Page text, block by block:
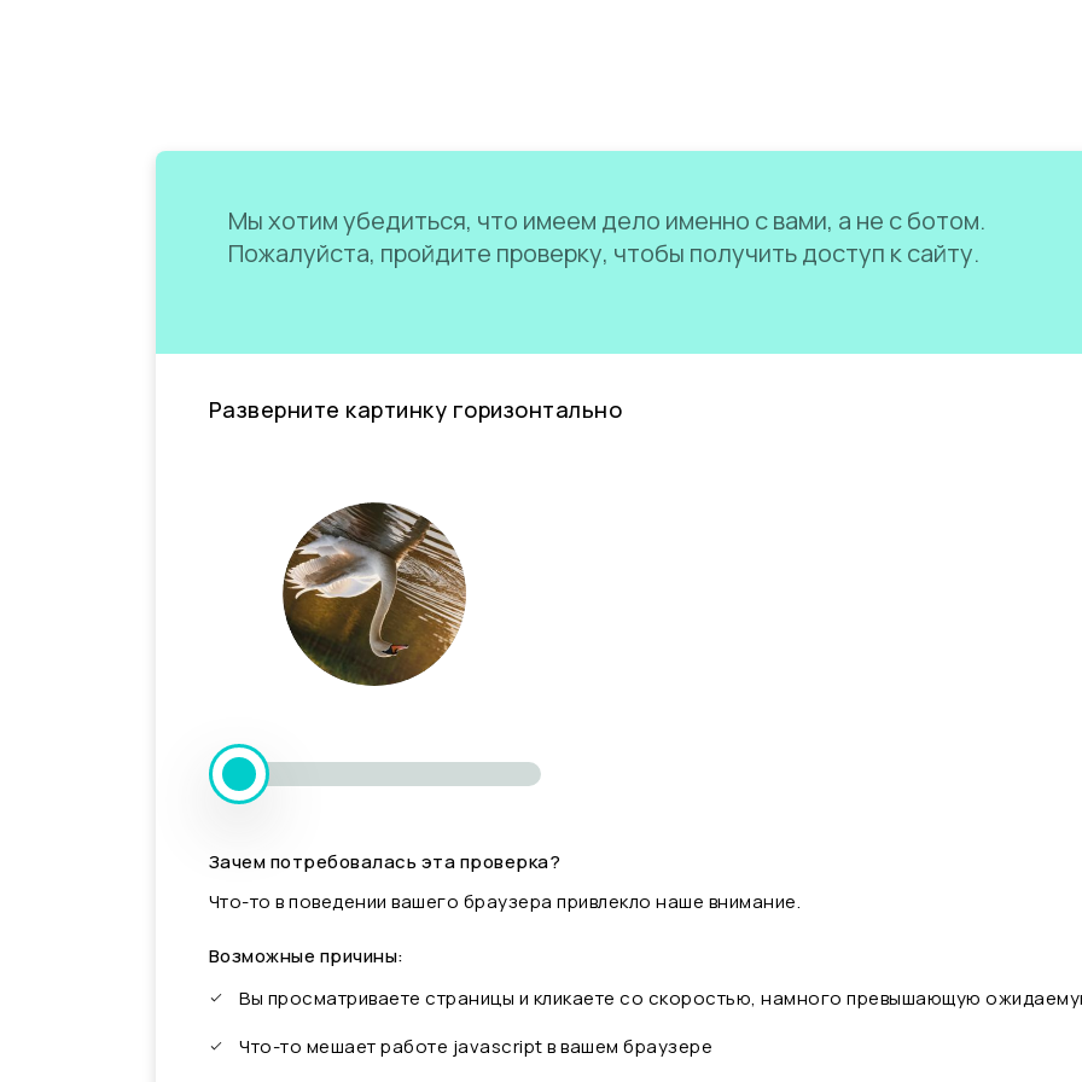
Мы хотим убедиться, что имеем дело именно с вами, а не с ботом.
Пожалуйста, пройдите проверку, чтобы получить доступ к сайту.
Разверните картинку горизонтально
Зачем потребовалась эта проверка?
Что-то в поведении вашего браузера привлекло наше внимание.
Возможные причины:
Вы просматриваете страницы и кликаете со скоростью, намного превышающую
Что-то мешает работе javascript в вашем браузере